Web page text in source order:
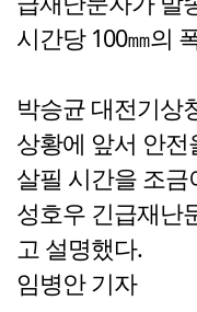
시간당 100㎜의
박승균 대전기상
상황에 앞서 안
살필 시간을 조
성호우 긴급재난
고 설명했다.
임병안 기자